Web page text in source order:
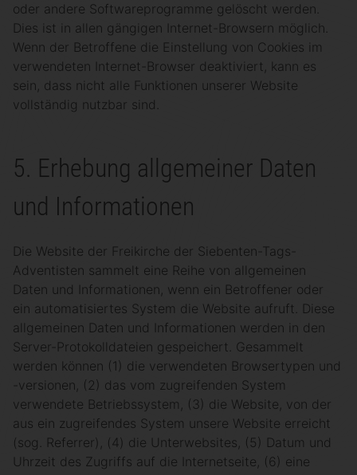
oder andere Softwareprogramme gelöscht werden.
Dies ist in allen gängigen Internet-Browsern möglich.
Wenn der Betroffene die Einstellung von Cookies im
verwendeten Internet-Browser deaktiviert, kann es
sein, dass nicht alle Funktionen unserer Website
vollständig nutzbar sind.
5. Erhebung allgemeiner Daten
und Informationen
Die Website der Freikirche der Siebenten-Tags-
Adventisten sammelt eine Reihe von allgemeinen
Daten und Informationen, wenn ein Betroffener oder
ein automatisiertes System die Website aufruft. Diese
allgemeinen Daten und Informationen werden in den
Server-Protokolldateien gespeichert. Gesammelt
werden können (1) die verwendeten Browsertypen und
-versionen, (2) das vom zugreifenden System
verwendete Betriebssystem, (3) die Website, von der
aus ein zugreifendes System unsere Website erreicht
(sog. Referrer), (4) die Unterwebsites, (5) Datum und
Uhrzeit des Zugriffs auf die Internetseite, (6) eine